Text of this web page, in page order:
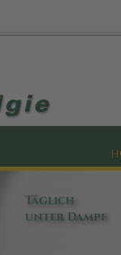
Täglich
unter Dampf